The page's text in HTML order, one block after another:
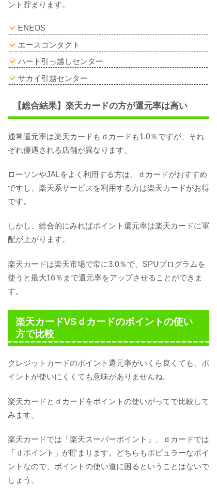
ント貯まります。
ENEOS
エースコンタクト
ハート引っ越しセンター
サカイ引越センター
【総合結果】楽天カードの方が還元率は高い
通常還元率は楽天カードもｄカードも1.0％ですが、それ
ぞれ優遇される店舗が異なります。
ローソンやJALをよく利用する方は、ｄカードがおすすめ
ですし、楽天系サービスを利用する方は楽天カードがお得
です。
しかし、総合的にみればポイント還元率は楽天カードに軍
配が上がります。
楽天カードは楽天市場で常に3.0％で、SPUプログラムを
使うと最大16％まで還元率をアップさせることができま
す。
楽天カードVSｄカードのポイントの使い
方で比較
クレジットカードのポイント還元率がいくら良くても、ポ
イントが使いにくくても意味がありませんね。
楽天カードとｄカードをポイントの使いがってで比較して
みます。
楽天カードでは「楽天スーパーポイント」、ｄカードでは
「ｄポイント」が貯まります。どちらもポピュラーなポイ
ントなので、ポイントの使い道に困るということはないで
しょう。